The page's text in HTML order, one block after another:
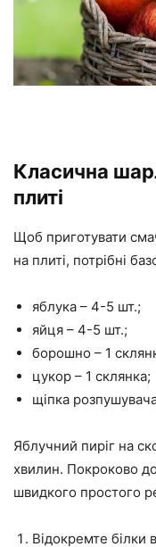
Класична
плиті
Щоб приготувати
на плиті, потрібні
яблука – 4-5 шт.;
яйця – 4-5 шт.;
борошно – 1
цукор – 1 склянка;
щіпка
Яблучний пиріг на
хвилин. Покроково
швидкого простого
Відокремте білки